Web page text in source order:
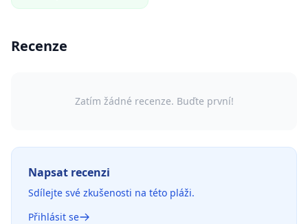
Recenze
Zatím žádné recenze. Buďte první!
Napsat recenzi
Sdílejte své zkušenosti na této pláži.
Přihlásit se